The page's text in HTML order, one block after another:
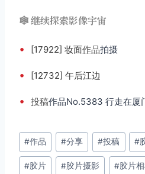
🕸️ 继续探索影像宇宙
• [17922] 妆面作品拍摄
• [12732] 午后江边
• 投稿作品No.5383 行走在厦
文
章
标
#作品 #分享 #投稿 #
#胶片 #胶片摄影 #胶片